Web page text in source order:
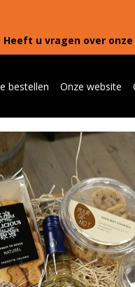
Heeft u vragen over
bestellen Onze website